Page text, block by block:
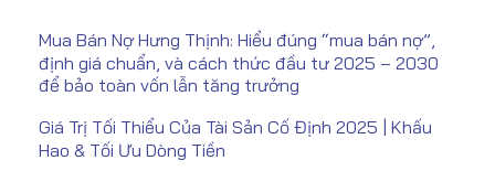
Mua Bán Nợ Hưng Thịnh: Hiểu đúng “mua bán nợ”,
định giá chuẩn, và cách thức đầu tư 2025 – 2030
để bảo toàn vốn lẫn tăng trưởng
Giá Trị Tối Thiểu Của Tài Sản Cố Định 2025 | Khấu
Hao & Tối Ưu Dòng Tiền